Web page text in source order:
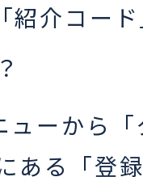
紹介コー
ューから
ある「登